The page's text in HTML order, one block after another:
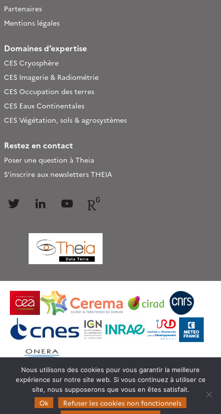
Partenaires
Mentions légales
Domaines d’expertise
CES Cryosphère
CES Imagerie & Radiométrie
CES Occupation des terres
CES Eaux Continentales
CES Végétation, sols & agrosystèmes
Restez en contact
Poser une question à Theia
S’inscrire aux newsletters THEIA
Follow Follow
© Copyright Theia -SEDOO (Service de Données
OMP)
Nous utilisons des cookies pour vous garantir la meilleure
expérience sur notre site web. Si vous continuez à utiliser ce
site, nous supposerons que vous en êtes satisfait.
Ok
Refuser les cookies non fonctionnels